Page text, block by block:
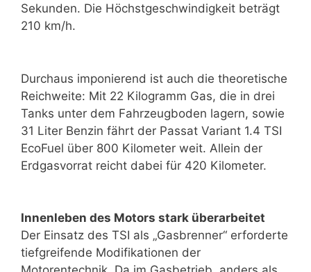
Sekunden. Die Höchstgeschwindigkeit beträgt
210 km/h.
Durchaus imponierend ist auch die theoretische
Reichweite: Mit 22 Kilogramm Gas, die in drei
Tanks unter dem Fahrzeugboden lagern, sowie
31 Liter Benzin fährt der Passat Variant 1.4 TSI
EcoFuel über 800 Kilometer weit. Allein der
Erdgasvorrat reicht dabei für 420 Kilometer.
Innenleben des Motors stark überarbeitet
Der Einsatz des TSI als „Gasbrenner“ erforderte
tiefgreifende Modifikationen der